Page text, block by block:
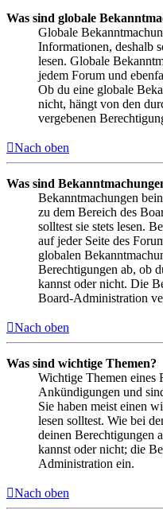
Was sind globale
Globale
Informationen, deshalb
lesen. Globale
jedem Forum und
Ob du eine globale
nicht, hängt von den
vergebenen
Nach oben
Was sind
Bekanntmachungen
zu dem Bereich des
solltest sie stets lesen.
auf jeder Seite des
globalen
Berechtigungen ab, ob
kannst oder nicht. Die
Board-Administration
Nach oben
Was sind wichtige Themen?
Wichtige Themen eines
Ankündigungen und
Sie haben meist einen
lesen solltest. Wie bei
deinen Berechtigungen
kannst oder nicht; die
Administration ein.
Nach oben